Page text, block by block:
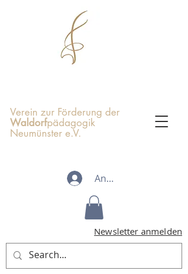
Verein zur Förderung der
Waldorfpädagogik
Neumünster e.V.
Anmelden
Newsletter anmelden